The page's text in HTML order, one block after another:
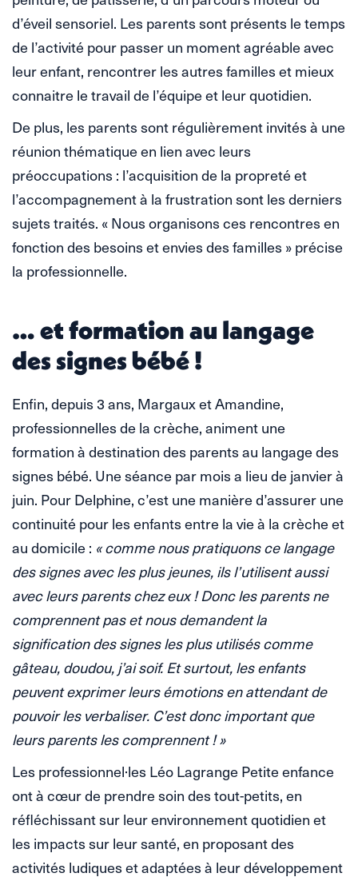
d’éveil sensoriel. Les parents sont présents le temps
de l’activité pour passer un moment agréable avec
leur enfant, rencontrer les autres familles et mieux
connaitre le travail de l’équipe et leur quotidien.
De plus, les parents sont régulièrement invités à une
réunion thématique en lien avec leurs
préoccupations : l’acquisition de la propreté et
l’accompagnement à la frustration sont les derniers
sujets traités. « Nous organisons ces rencontres en
fonction des besoins et envies des familles » précise
la professionnelle.
… et formation au langage
des signes bébé !
Enfin, depuis 3 ans, Margaux et Amandine,
professionnelles de la crèche, animent une
formation à destination des parents au langage des
signes bébé. Une séance par mois a lieu de janvier à
juin. Pour Delphine, c’est une manière d’assurer une
continuité pour les enfants entre la vie à la crèche et
au domicile : « comme nous pratiquons ce langage
des signes avec les plus jeunes, ils l’utilisent aussi
avec leurs parents chez eux ! Donc les parents ne
comprennent pas et nous demandent la
signification des signes les plus utilisés comme
gâteau, doudou, j’ai soif. Et surtout, les enfants
peuvent exprimer leurs émotions en attendant de
pouvoir les verbaliser. C’est donc important que
leurs parents les comprennent ! »
Les professionnel·les Léo Lagrange Petite enfance
ont à cœur de prendre soin des tout-petits, en
réfléchissant sur leur environnement quotidien et
les impacts sur leur santé, en proposant des
activités ludiques et adaptées à leur développement